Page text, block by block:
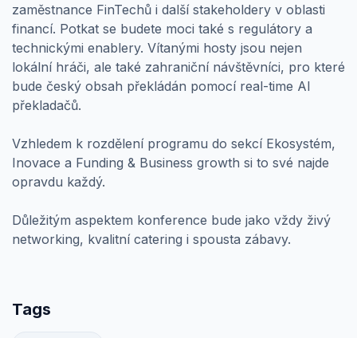
zaměstnance FinTechů i další stakeholdery v oblasti
financí. Potkat se budete moci také s regulátory a
technickými enablery. Vítanými hosty jsou nejen
lokální hráči, ale také zahraniční návštěvníci, pro které
bude český obsah překládán pomocí real-time AI
překladačů.
Vzhledem k rozdělení programu do sekcí Ekosystém,
Inovace a Funding & Business growth si to své najde
opravdu každý.
Důležitým aspektem konference bude jako vždy živý
networking, kvalitní catering i spousta zábavy.
Tags